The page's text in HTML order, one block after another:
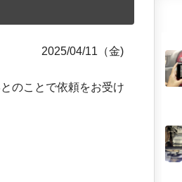
2025/04/11（金)
のことで依頼をお受け